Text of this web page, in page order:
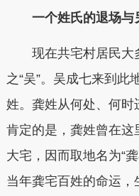
一个姓氏的退场与
现在共宅村居民大
之“吴”。吴成七来到
姓。龚姓从何处、何时
肯定的是，龚姓曾在
大宅，因而取地名为“
当年龚宅百姓的命运